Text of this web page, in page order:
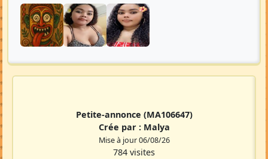
Petite-annonce (MA106647)
Crée par : Malya
Mise à jour 06/08/26
784 visites